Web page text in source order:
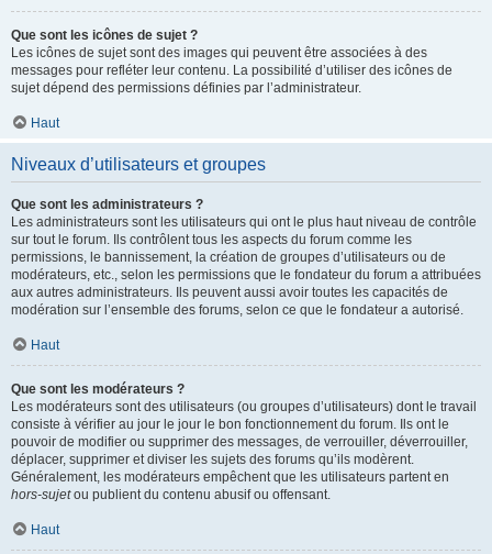
Que sont les icônes de sujet ?
Les icônes de sujet sont des images qui peuvent être associées à des
messages pour refléter leur contenu. La possibilité d’utiliser des icônes de
sujet dépend des permissions définies par l’administrateur.
Haut
Niveaux d’utilisateurs et groupes
Que sont les administrateurs ?
Les administrateurs sont les utilisateurs qui ont le plus haut niveau de contrôle
sur tout le forum. Ils contrôlent tous les aspects du forum comme les
permissions, le bannissement, la création de groupes d’utilisateurs ou de
modérateurs, etc., selon les permissions que le fondateur du forum a attribuées
aux autres administrateurs. Ils peuvent aussi avoir toutes les capacités de
modération sur l’ensemble des forums, selon ce que le fondateur a autorisé.
Haut
Que sont les modérateurs ?
Les modérateurs sont des utilisateurs (ou groupes d’utilisateurs) dont le travail
consiste à vérifier au jour le jour le bon fonctionnement du forum. Ils ont le
pouvoir de modifier ou supprimer des messages, de verrouiller, déverrouiller,
déplacer, supprimer et diviser les sujets des forums qu’ils modèrent.
Généralement, les modérateurs empêchent que les utilisateurs partent en
hors-sujetou publient du contenu abusif ou offensant.
Haut